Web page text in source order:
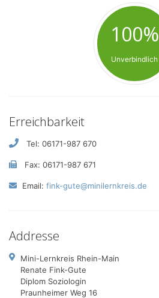
100%
Unverbindlich
Erreichbarkeit
Tel: 06171-987 670
Fax: 06171-987 671
Email: fink-gute@minilernkreis.de
Addresse
Mini-Lernkreis Rhein-Main
Renate Fink-Gute
Diplom Soziologin
Praunheimer Weg 16